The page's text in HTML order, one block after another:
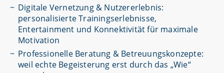
Digitale Vernetzung & Nutzererlebnis:
personalisierte Trainingserlebnisse,
Entertainment und Konnektivität für maximale
Motivation
Professionelle Beratung & Betreuungskonzepte:
weil echte Begeisterung erst durch das „Wie“